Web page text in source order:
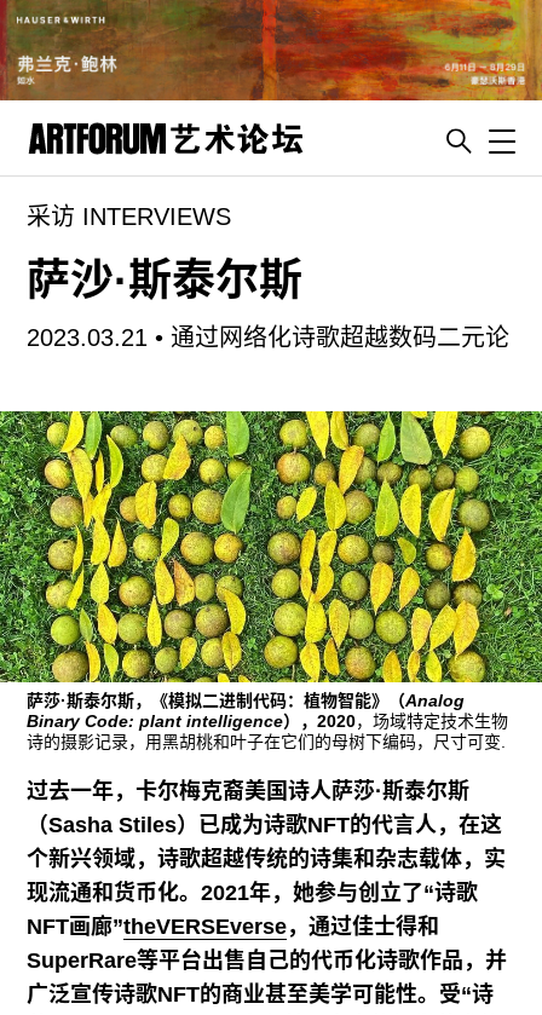
artguide
新闻
展评
杂志
视频
ENGLISH
ART & EDUCATION
广告
订阅
往期内容
联系我们
关注我们
采访 INTERVIEWS
萨沙·斯泰尔斯
2023.03.21 • 通过网络化诗歌超越数码二元论
萨莎·斯泰尔斯，《模拟二进制代码：植物智能》（Analog
Binary Code: plant intelligence），2020，场域特定技术生物
诗的摄影记录，用黑胡桃和叶子在它们的母树下编码，尺寸可变.
过去一年，卡尔梅克裔美国诗人萨莎·斯泰尔斯
（Sasha Stiles）已成为诗歌NFT的代言人，在这
个新兴领域，诗歌超越传统的诗集和杂志载体，实
现流通和货币化。2021年，她参与创立了“诗歌
NFT画廊”theVERSEverse，通过佳士得和
SuperRare等平台出售自己的代币化诗歌作品，并
广泛宣传诗歌NFT的商业甚至美学可能性。受“诗